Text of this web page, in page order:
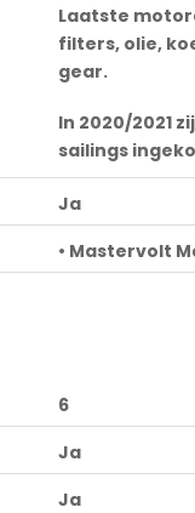
Laatste
filters, olie,
gear.
In 2020/2021
sailings
Ja
• Mastervolt
6
Ja
Ja